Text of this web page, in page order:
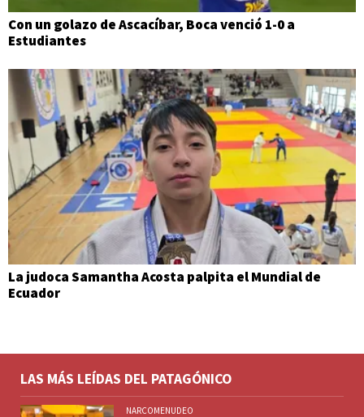
Con un golazo de Ascacíbar, Boca venció 1-0 a
Estudiantes
La judoca Samantha Acosta palpita el Mundial de
Ecuador
LAS MÁS LEÍDAS DEL PATAGÓNICO
NARCOMENUDEO